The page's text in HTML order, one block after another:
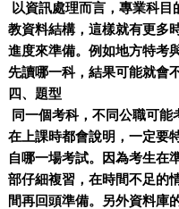
以資訊處理而言，專業科
教資料結構，這樣就有更多
進度來準備。例如地方特考
先讀哪一科，結果可能就會
四、題型
同一個考科，不同公職可
在上課時都會說明，一定要
自哪一場考試。因為考生在
部仔細複習，在時間不足的
間再回頭準備。另外資料庫